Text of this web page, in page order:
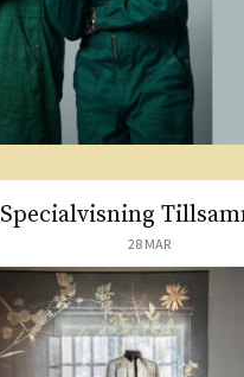
Specialvisning
28 MAR